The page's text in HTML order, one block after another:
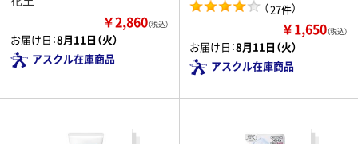
￥2,860（税込）
お届け日：8月11日（火）
アスクル在庫商品
（27件）
￥1,650（税込）
お届け日：8月11日（火）
アスクル在庫商品